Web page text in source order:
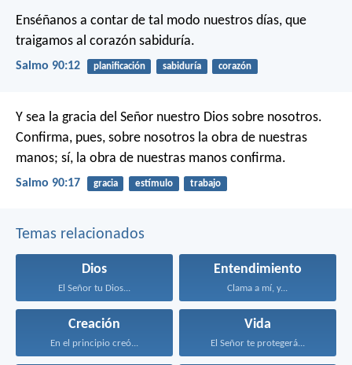
Enséñanos a contar de tal modo nuestros días, que
traigamos al corazón sabiduría.
Salmo 90:12 planificación sabiduría corazón
Y sea la gracia del Señor nuestro Dios sobre nosotros.
Confirma, pues, sobre nosotros la obra de nuestras
manos; sí, la obra de nuestras manos confirma.
Salmo 90:17 gracia estímulo trabajo
Temas relacionados
Dios
El Señor tu Dios...
Entendimiento
Clama a mí, y...
Creación
En el principio creó...
Vida
El Señor te protegerá...